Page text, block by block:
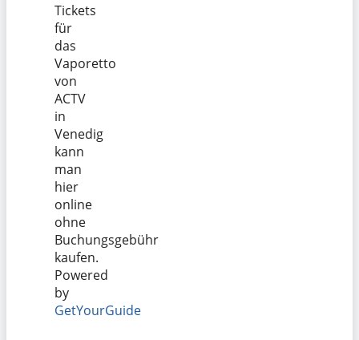
Tickets
für
das
Vaporetto
von
ACTV
in
Venedig
kann
man
hier
online
ohne
Buchungsgebühr
kaufen.
Powered
by
GetYourGuide